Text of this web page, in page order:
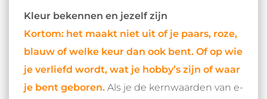
Kleur bekennen en jezelf zijn
Kortom: het maakt niet uit of je paars, roze,
blauw of welke keur dan ook bent. Of op wie
je verliefd wordt, wat je hobby’s zijn of waar
je bent geboren. Als je de kernwaarden van e-